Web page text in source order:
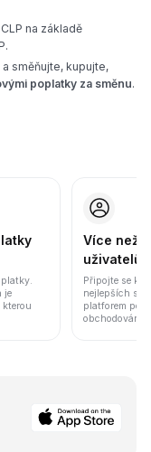
na základě
směňujte, kupujte,
poplatky za směnu.
je
kterou
Více než
uživatelů
Připojte se k
nejlepších
platforem
obchodování